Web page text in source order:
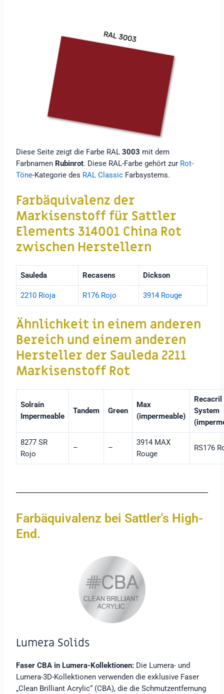
Diese Seite zeigt die Farbe RAL3003 mit dem
Farbnamen Rubinrot. Diese RAL-Farbe gehört zur Rot-
Töne-Kategorie des RAL Classic Farbsystems.
Farbäquivalenz der
Markisenstoff für Sattler
Elements 314001 China Rot
zwischen Herstellern
Sauleda Recasens Dickson
2210 Rioja R176 Rojo 3914 Rouge
Ähnlichkeit in einem anderen
Bereich und einem anderen
Hersteller der Sauleda 2211
Markisenstoff Rot
Solrain
Impermeable
Tandem Green
Max
(impermeable)
Recacril
System
8277 SR
Rojo
– –
3914 MAX
Rouge
RS176
Farbäquivalenz bei Sattler's High-
End.
Lumera Solids
Faser CBA in Lumera-Kollektionen: Die Lumera- und
Lumera-3D-Kollektionen verwenden die exklusive Faser
„Clean Brilliant Acrylic“ (CBA), die die Schmutzentfernung